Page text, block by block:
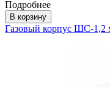
Подробнее
В корзину
Газовый корпус ШС-1,2